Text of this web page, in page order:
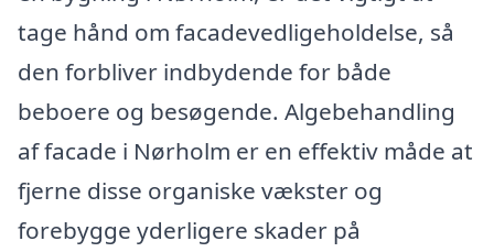
tage hånd om facadevedligeholdelse, så
den forbliver indbydende for både
beboere og besøgende. Algebehandling
af facade i Nørholm er en effektiv måde at
fjerne disse organiske vækster og
forebygge yderligere skader på